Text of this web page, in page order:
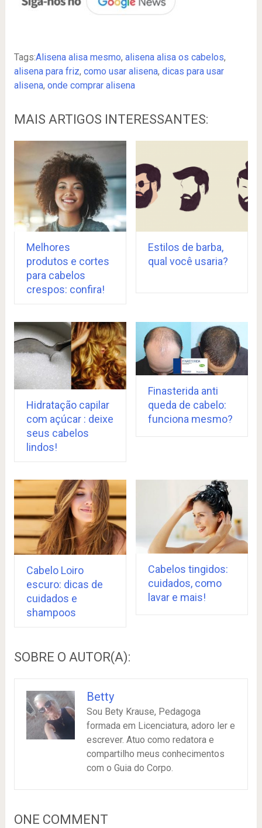
Tags:Alisena alisa mesmo, alisena alisa os cabelos,
alisena para friz, como usar alisena, dicas para usar
alisena, onde comprar alisena
MAIS ARTIGOS INTERESSANTES:
Melhores
produtos e cortes
para cabelos
crespos: confira!
Estilos de barba,
qual você usaria?
Hidratação capilar
com açúcar : deixe
seus cabelos
lindos!
Finasterida anti
queda de cabelo:
funciona mesmo?
Cabelo Loiro
escuro: dicas de
cuidados e
shampoos
Cabelos tingidos:
cuidados, como
lavar e mais!
SOBRE O AUTOR(A):
Betty
Sou Bety Krause, Pedagoga
formada em Licenciatura, adoro ler e
escrever. Atuo como redatora e
compartilho meus conhecimentos
com o Guia do Corpo.
ONE COMMENT